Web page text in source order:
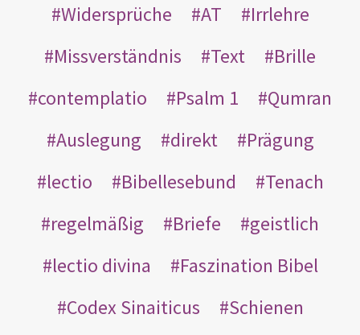
Widersprüche
AT
Irrlehre
Missverständnis
Text
Brille
contemplatio
Psalm 1
Qumran
Auslegung
direkt
Prägung
lectio
Bibellesebund
Tenach
regelmäßig
Briefe
geistlich
lectio divina
Faszination Bibel
Codex Sinaiticus
Schienen